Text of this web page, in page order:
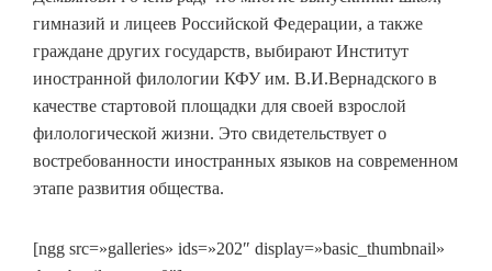
гимназий и лицеев Российской Федерации, а также
граждане других государств, выбирают Институт
иностранной филологии КФУ им. В.И.Вернадского в
качестве стартовой площадки для своей взрослой
филологической жизни. Это свидетельствует о
востребованности иностранных языков на современном
этапе развития общества.
[ngg src=»galleries» ids=»202″ display=»basic_thumbnail»